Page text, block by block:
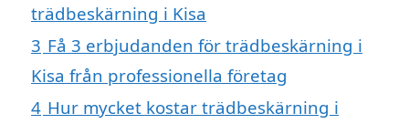
trädbeskärning i Kisa
3 Få 3 erbjudanden för trädbeskärning i
Kisa från professionella företag
4 Hur mycket kostar trädbeskärning i